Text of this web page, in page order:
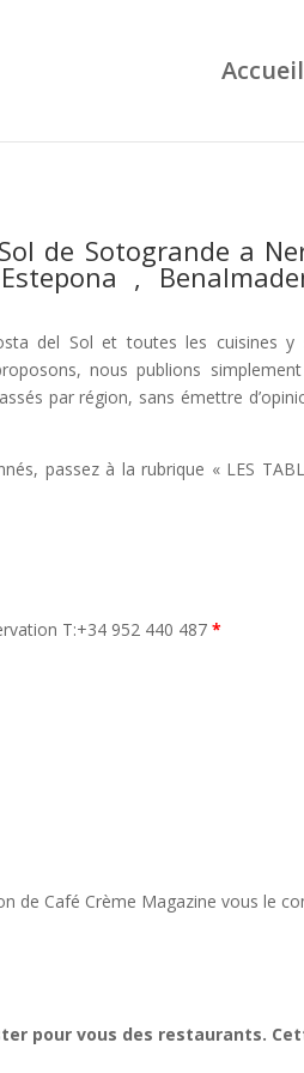
Accueil
de Sotogrande a
,
del Sol et toutes les cuisines y
nous publions
par région, sans émettre
passez à la rubrique « LES
T:+34 952 440 487*
de Café Crème Magazine vous le
pour vous des restaurants.